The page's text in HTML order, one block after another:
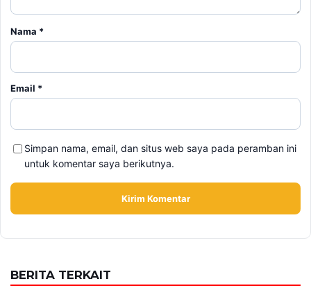
Nama *
Email *
Simpan nama, email, dan situs web saya pada peramban ini
untuk komentar saya berikutnya.
BERITA TERKAIT